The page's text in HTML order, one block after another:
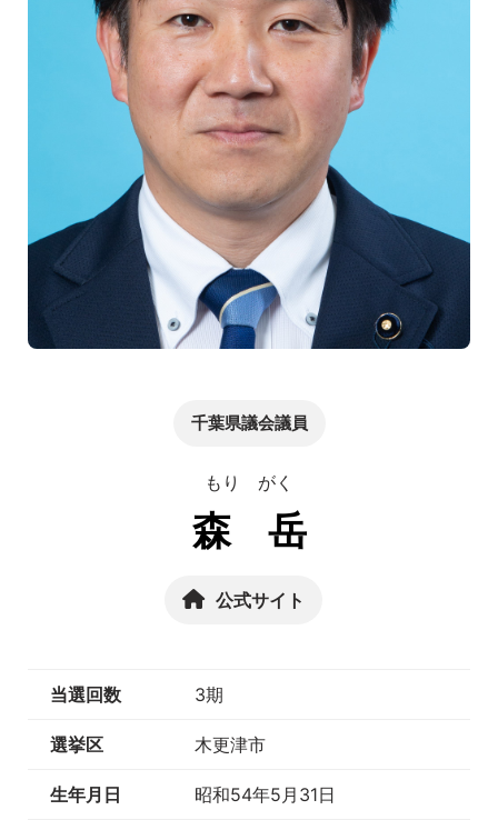
千葉県議会議員
もり がく
森 岳
公式サイト
当選回数 3期
選挙区 木更津市
生年月日 昭和54年5月31日